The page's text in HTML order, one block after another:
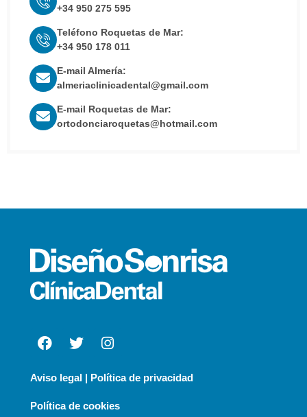
+34 950 275 595
Teléfono Roquetas de Mar:
+34 950 178 011
E-mail Almería:
almeriaclinicadental@gmail.com
E-mail Roquetas de Mar:
ortodonciaroquetas@hotmail.com
Aviso legal | Política de privacidad
Política de cookies